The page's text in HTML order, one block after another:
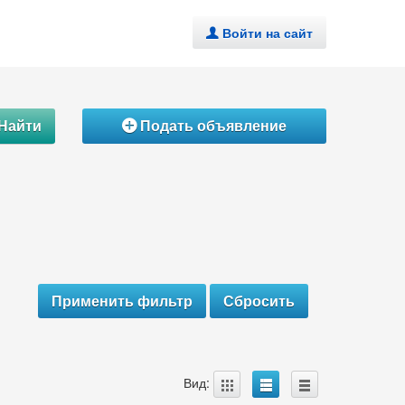
. Войти на сайт
ÁПодать объявление
Вид: A B C